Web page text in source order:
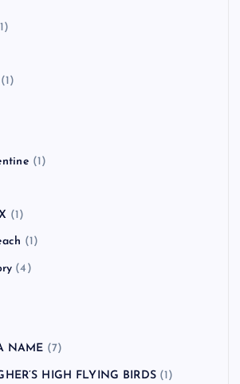
(1)
(1)
(1)
(1)
(4)
NAME (7)
HIGH FLYING BIRDS(1)